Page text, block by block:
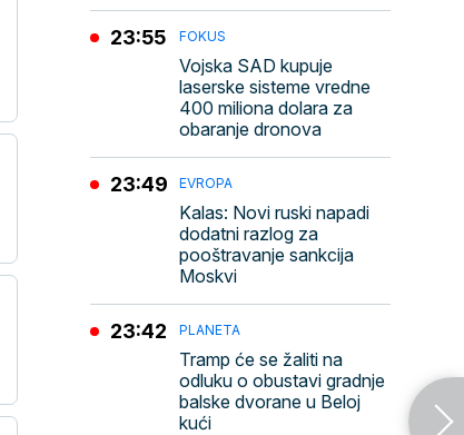
FOKUS
Vojska SAD kupuje
laserske sisteme vredne
400 miliona dolara za
obaranje dronova
23:55
EVROPA
Kalas: Novi ruski napadi
dodatni razlog za
pooštravanje sankcija
Moskvi
23:49
PLANETA
Tramp će se žaliti na
odluku o obustavi gradnje
balske dvorane u Beloj
kući
23:42